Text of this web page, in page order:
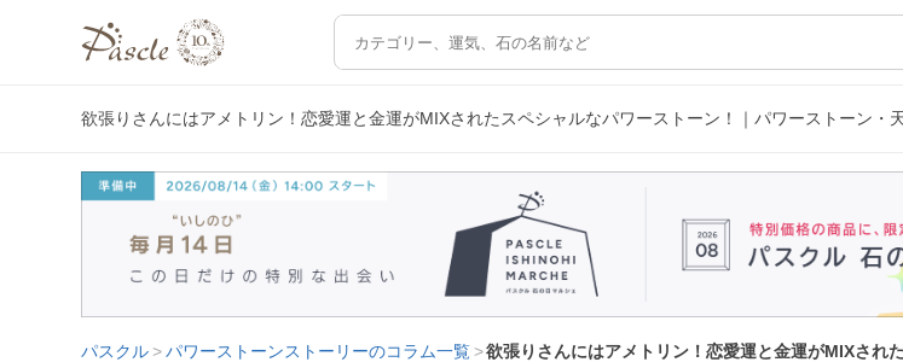
欲張りさんにはアメトリン！恋愛運と金運がMIXされたスペシャルなパワーストーン！｜パワーストーン・
パスクル パワーストーンストーリーのコラム一覧 欲張りさんにはアメトリン！恋愛運と金運がMIXされ